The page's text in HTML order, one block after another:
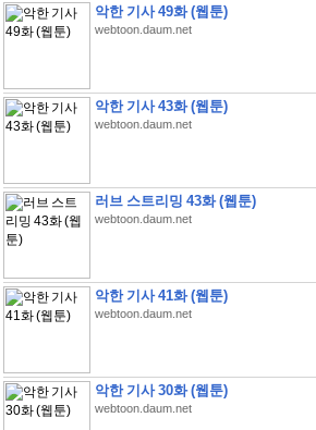
악한 기사 49화 (웹툰)
webtoon.daum.net
악한 기사 43화 (웹툰)
webtoon.daum.net
러브 스트리밍 43화 (웹툰)
webtoon.daum.net
악한 기사 41화 (웹툰)
webtoon.daum.net
악한 기사 30화 (웹툰)
webtoon.daum.net